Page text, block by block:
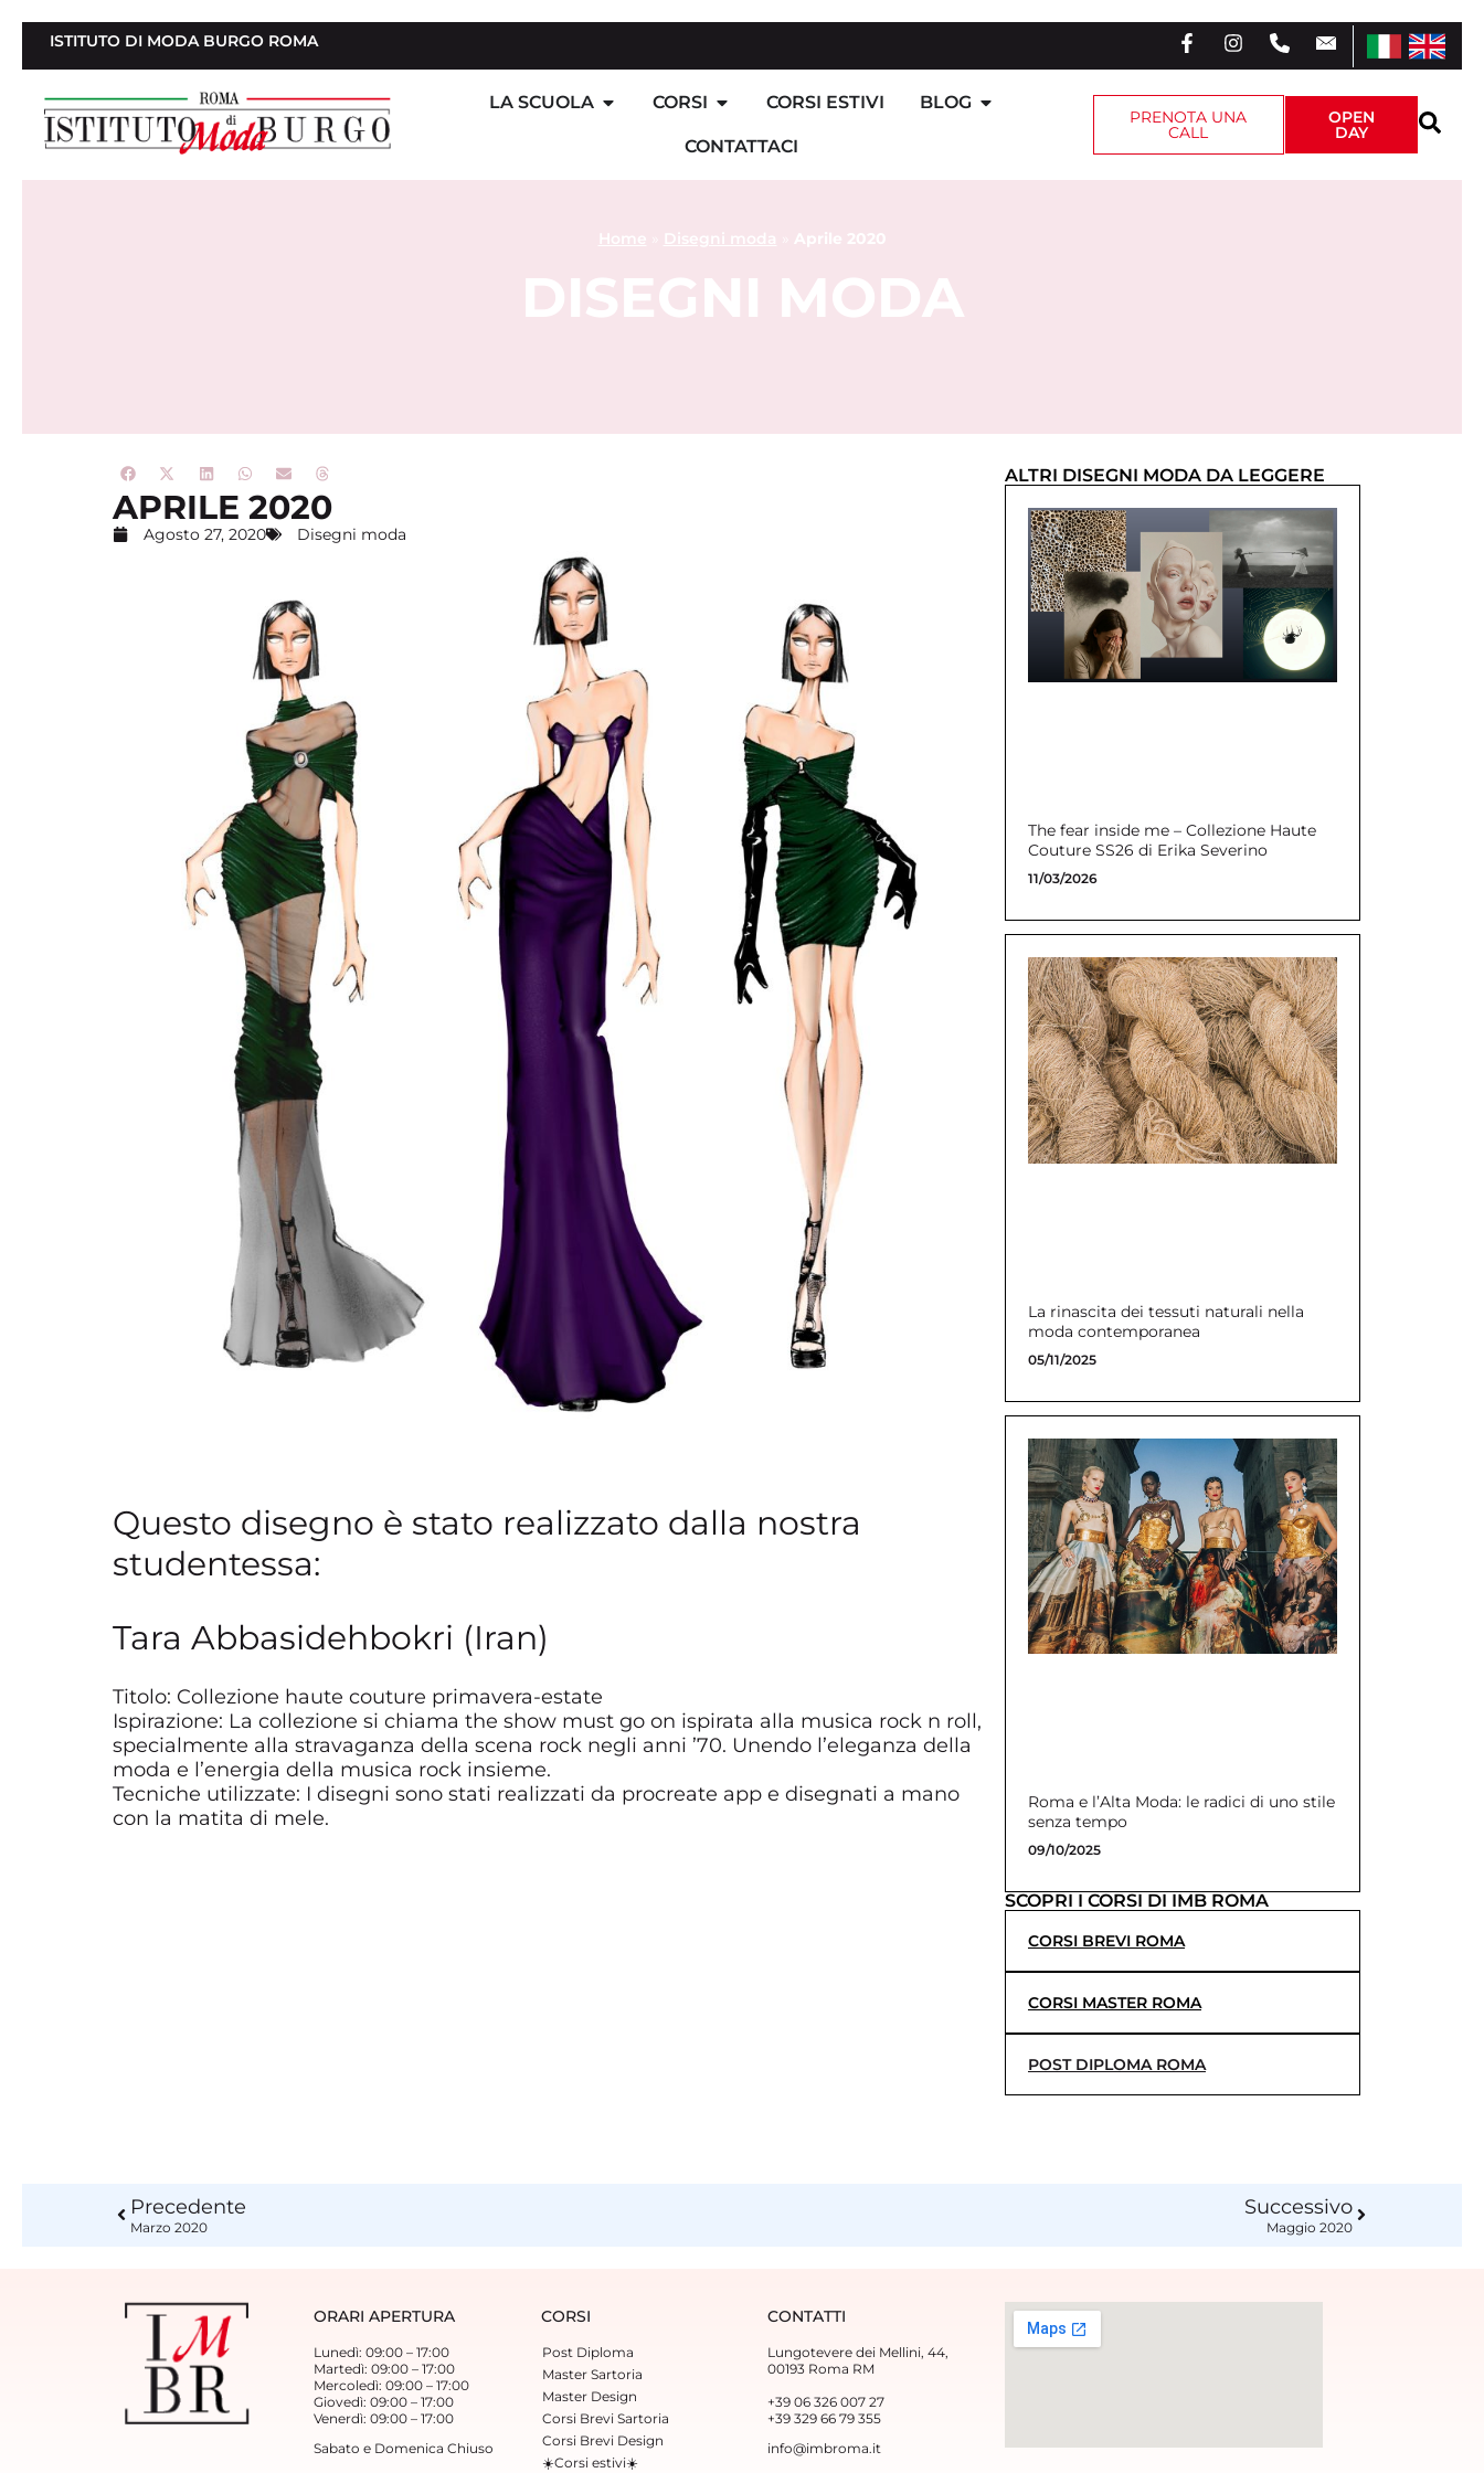
ISTITUTO DI MODA BURGO ROMA
LA SCUOLA CORSI CORSI ESTIVI BLOG
CONTATTACI
PRENOTA UNA
CALL
OPEN
DAY
Home Disegni moda Aprile 2020
DISEGNI MODA
APRILE 2020
Agosto 27, 2020 Disegni moda
Questo disegno è stato realizzato dalla nostra
studentessa:
Tara Abbasidehbokri (Iran)
Titolo: Collezione haute couture primavera-estate
Ispirazione: La collezione si chiama the show must go on ispirata alla musica rock n roll,
specialmente alla stravaganza della scena rock negli anni ’70. Unendo l’eleganza della
moda e l’energia della musica rock insieme.
Tecniche utilizzate: I disegni sono stati realizzati da procreate app e disegnati a mano
con la matita di mele.
ALTRI DISEGNI MODA DA LEGGERE
The fear inside me – Collezione Haute
Couture SS26 di Erika Severino
11/03/2026
La rinascita dei tessuti naturali nella
moda contemporanea
05/11/2025
Roma e l’Alta Moda: le radici di uno stile
senza tempo
09/10/2025
SCOPRI I CORSI DI IMB ROMA
CORSI BREVI ROMA
CORSI MASTER ROMA
POST DIPLOMA ROMA
Precedente
Marzo 2020
Successivo
Maggio 2020
ORARI APERTURA
Lunedì: 09:00 – 17:00
Martedì: 09:00 – 17:00
Mercoledì: 09:00 – 17:00
Giovedì: 09:00 – 17:00
Venerdì: 09:00 – 17:00
Sabato e Domenica Chiuso
CORSI
Post Diploma
Master Sartoria
Master Design
Corsi Brevi Sartoria
Corsi Brevi Design
☀️Corsi estivi☀️
CONTATTI
Lungotevere dei Mellini, 44,
00193 Roma RM
+39 06 326 007 27
+39 329 66 79 355‬
info@imbroma.it